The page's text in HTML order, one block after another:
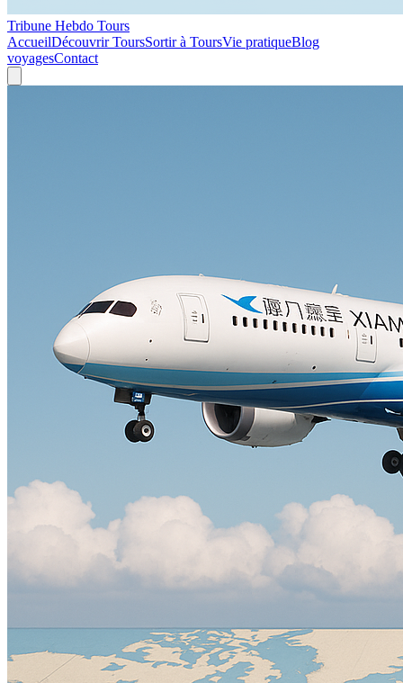
Tribune Hebdo Tours
AccueilDécouvrir ToursSortir à ToursVie pratiqueBlog
voyagesContact